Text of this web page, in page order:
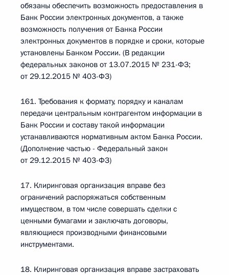
обязаны обеспечить возможность предоставления в
Банк России электронных документов, а также
возможность получения от Банка России
электронных документов в порядке и сроки, которые
установлены Банком России. (В редакции
федеральных законов от 13.07.2015 № 231-ФЗ;
от 29.12.2015 № 403-ФЗ)
161. Требования к формату, порядку и каналам
передачи центральным контрагентом информации в
Банк России и составу такой информации
устанавливаются нормативным актом Банка России.
(Дополнение частью - Федеральный закон
от 29.12.2015 № 403-ФЗ)
17. Клиринговая организация вправе без
ограничений распоряжаться собственным
имуществом, в том числе совершать сделки с
ценными бумагами и заключать договоры,
являющиеся производными финансовыми
инструментами.
18. Клиринговая организация вправе застраховать